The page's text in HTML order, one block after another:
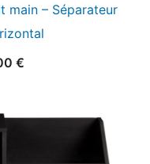
main – Séparateur
:
€
est :